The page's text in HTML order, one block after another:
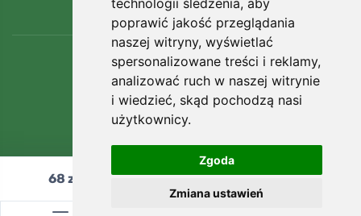
technologii śledzenia, aby
poprawić jakość przeglądania
naszej witryny, wyświetlać
spersonalizowane treści i reklamy,
analizować ruch w naszej witrynie
i wiedzieć, skąd pochodzą nasi
użytkownicy.
Zgoda
Zmiana ustawień
68 zł Dodaj do koszyka